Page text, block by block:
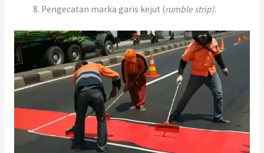
Pengecatan marka garis kejut (rumble strip).